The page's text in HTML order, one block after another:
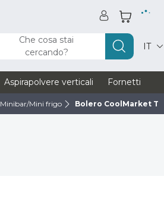
Che cosa stai
cercando?
IT
Aspirapolvere verticali Fornetti
Minibar/Mini frigo Bolero CoolMarket TT